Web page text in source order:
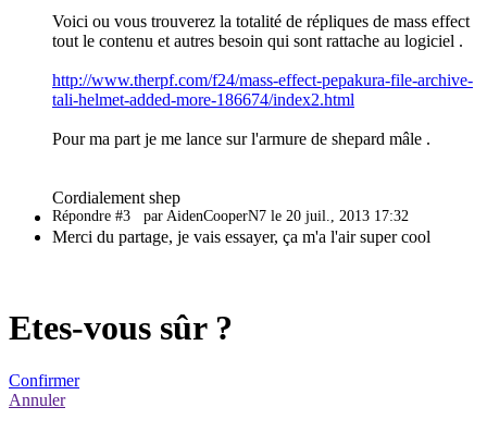
Voici ou vous trouverez la totalité de répliques de mass effect
tout le contenu et autres besoin qui sont rattache au logiciel .
http://www.therpf.com/f24/mass-effect-pepakura-file-archive-
tali-helmet-added-more-186674/index2.html
Pour ma part je me lance sur l'armure de shepard mâle .
Cordialement shep
Répondre #3 par AidenCooperN7 le 20 juil., 2013 17:32
Merci du partage, je vais essayer, ça m'a l'air super cool
Etes-vous sûr ?
Confirmer
Annuler